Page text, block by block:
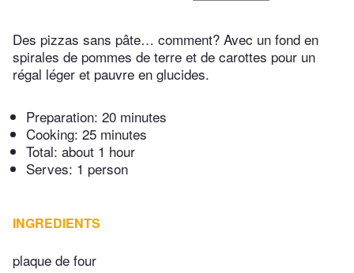
Des pizzas sans pâte… comment? Avec un fond en
spirales de pommes de terre et de carottes pour un
régal léger et pauvre en glucides.
Preparation: 20 minutes
Cooking: 25 minutes
Total: about 1 hour
Serves: 1 person
INGREDIENTS
plaque de four